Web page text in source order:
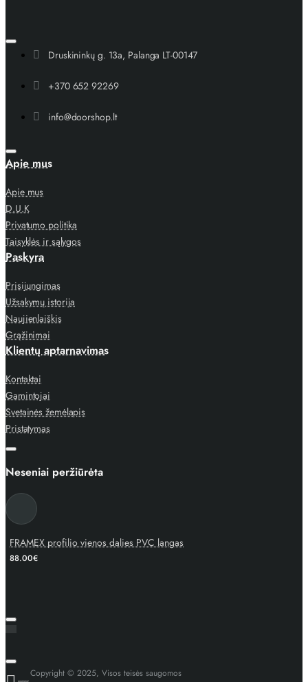
Druskininkų g. 13a, Palanga LT-00147
+370 652 92269
info@doorshop.lt
Apie mus
Apie mus
D.U.K
Privatumo politika
Taisyklės ir sąlygos
Paskyra
Prisijungimas
Užsakymų istorija
Naujienlaiškis
Grąžinimai
Klientų aptarnavimas
Kontaktai
Gamintojai
Svetainės žemėlapis
Pristatymas
Neseniai peržiūrėta
FRAMEX profilio vienos dalies PVC langas
88.00€
Copyright © 2025, Visos teisės saugomos